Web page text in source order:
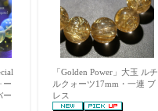
ー
ー
「Golden Power」大玉 ルチ
ルクォーツ17mm・一連 ブ
レス